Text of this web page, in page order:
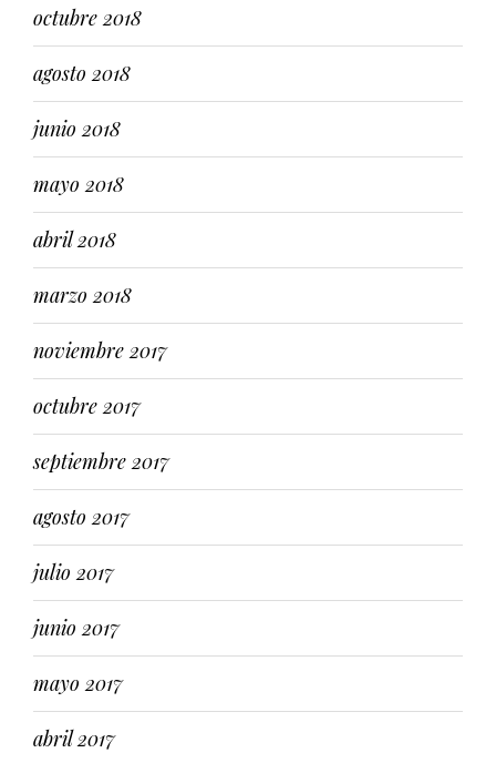
octubre 2018
agosto 2018
junio 2018
mayo 2018
abril 2018
marzo 2018
noviembre 2017
octubre 2017
septiembre 2017
agosto 2017
julio 2017
junio 2017
mayo 2017
abril 2017